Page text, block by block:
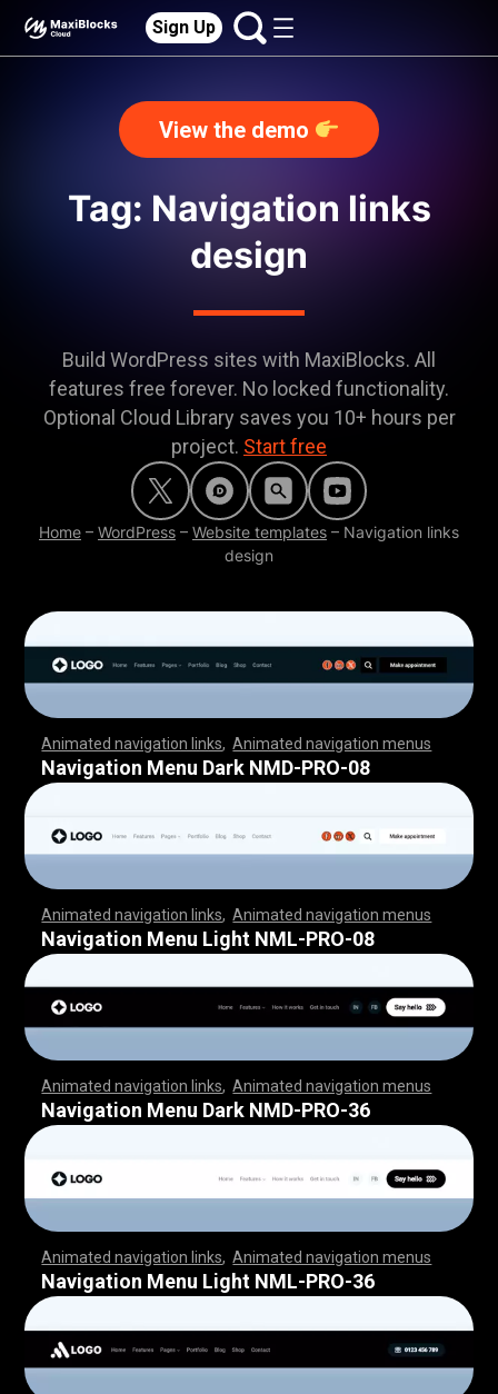
Sign Up
View the demo
Tag: Navigation links
design
Build WordPress sites with MaxiBlocks. All
features free forever. No locked functionality.
Optional Cloud Library saves you 10+ hours per
project. Start free
Home – WordPress – Website templates – Navigation links
design
Animated navigation links ,Animated navigation menus
,,,,,,,,,,,,,,,,,,,,,,,,,,,, ,,,,,,,,,,,,,,,,,,,,,,,,,,,,,,,
,,,,,,,,,,,,,,,,,,,,,,,,,,,, ,,,,,,,,,,,,,,,,,,,,,,,,,,,,,,,
,,,,,,,,,,,,,,,,
Navigation Menu Dark NMD-PRO-08
Animated navigation links ,Animated navigation menus
,,,,,,,,,,,,,,,,,,,,,,,,,,,, ,,,,,,,,,,,,,,,,,,,,,,,,,,,,,,,
,,,,,,,,,,,,,,,,,,,,,,,,,,,, ,,,,,,,,,,,,,,,,,,,,,,,,,,,,,,,
,,,,,,,,,,,,,,,,
Navigation Menu Light NML-PRO-08
Animated navigation links ,Animated navigation menus
,,,,,,,,,,,,,,,,,,,,,,,,,,,, ,,,,,,,,,,,,,,,,,,,,,,,,,,,,,,,
,,,,,,,,,,,,,,,,,,,,,,,,,,,, ,,,,,,,,,,,,,,,,,,,,,,,,,,,,,,,
,,,,,,,,,,,,,,,,
Navigation Menu Dark NMD-PRO-36
Animated navigation links ,Animated navigation menus
,,,,,,,,,,,,,,,,,,,,,,,,,,,, ,,,,,,,,,,,,,,,,,,,,,,,,,,,,,,,
,,,,,,,,,,,,,,,,,,,,,,,,,,,, ,,,,,,,,,,,,,,,,,,,,,,,,,,,,,,,
,,,,,,,,,,,,,,,,
Navigation Menu Light NML-PRO-36